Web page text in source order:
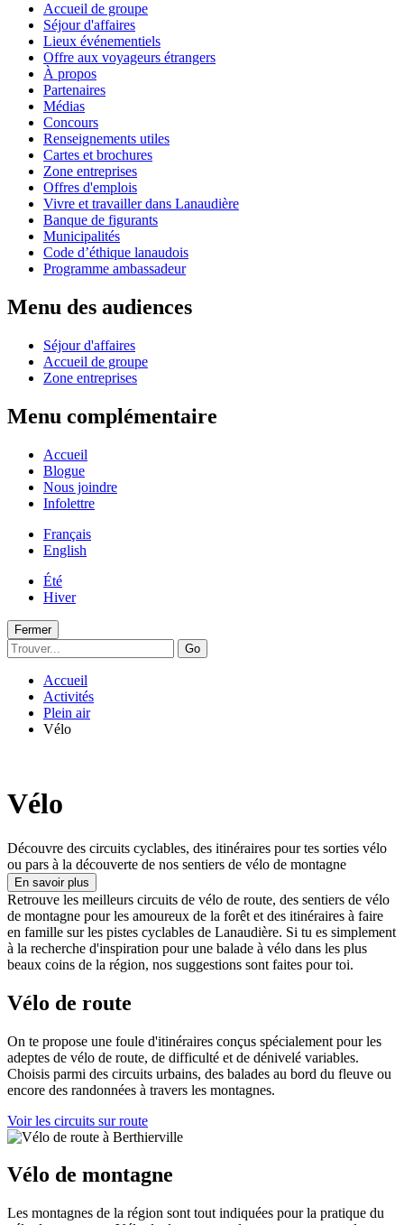
Accueil de groupe
Séjour d'affaires
Lieux événementiels
Offre aux voyageurs étrangers
À propos
Partenaires
Médias
Concours
Renseignements utiles
Cartes et brochures
Zone entreprises
Offres d'emplois
Vivre et travailler dans Lanaudière
Banque de figurants
Municipalités
Code d’éthique lanaudois
Programme ambassadeur
Menu des audiences
Séjour d'affaires
Accueil de groupe
Zone entreprises
Menu complémentaire
Accueil
Blogue
Nous joindre
Infolettre
Français
English
Été
Hiver
Fermer
Go
Accueil
Activités
Plein air
Vélo
Vélo
Découvre des circuits cyclables, des itinéraires pour tes sorties vélo
ou pars à la découverte de nos sentiers de vélo de montagne
En savoir plus
Retrouve les meilleurs circuits de vélo de route, des sentiers de vélo
de montagne pour les amoureux de la forêt et des itinéraires à faire
en famille sur les pistes cyclables de Lanaudière. Si tu es simplement
à la recherche d'inspiration pour une balade à vélo dans les plus
beaux coins de la région, nos suggestions sont faites pour toi.
Vélo de route
On te propose une foule d'itinéraires conçus spécialement pour les
adeptes de vélo de route, de difficulté et de dénivelé variables.
Choisis parmi des circuits urbains, des balades au bord du fleuve ou
encore des randonnées à travers les montagnes.
Voir les circuits sur route
Vélo de montagne
Les montagnes de la région sont tout indiquées pour la pratique du